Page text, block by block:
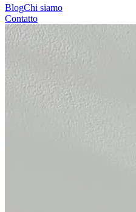
BlogChi siamo
Contatto